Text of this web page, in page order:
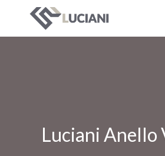
Luciani Anello